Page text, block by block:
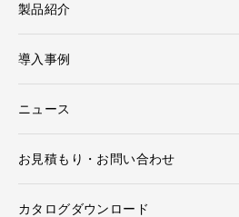
製品紹介
導入事例
ニュース
お見積もり・お問い合わせ
カタログダウンロード